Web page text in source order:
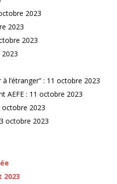
2023
2023
2023
2023
l’étranger” : 11 octobre 2023
AEFE : 11 octobre 2023
octobre 2023
octobre 2023
2023